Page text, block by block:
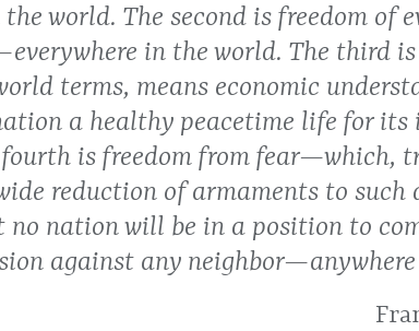
world. The second is freedom of
in the world. The third
terms, means economic
a healthy peacetime life for
fourth is freedom from fear—which,
reduction of armaments to such
no nation will be in a position to
against any